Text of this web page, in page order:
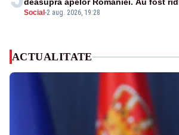
Social -2 aug. 2026, 19:28
ACTUALITATE